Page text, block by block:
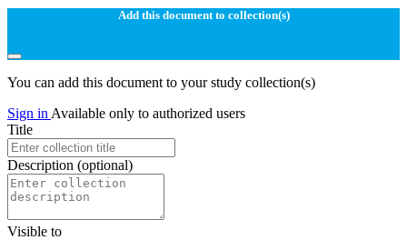
Add this document to collection(s)
You can add this document to your study collection(s)
Sign in Available only to authorized users
Title
Description (optional)
Visible to